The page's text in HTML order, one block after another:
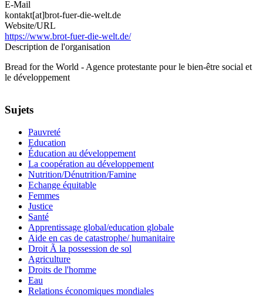
E-Mail
kontakt[at]brot-fuer-die-welt.de
Website/URL
https://www.brot-fuer-die-welt.de/
Description de l'organisation
Bread for the World - Agence protestante pour le bien-être social et
le développement
Sujets
Pauvreté
Education
Éducation au développement
La coopération au développement
Nutrition/Dénutrition/Famine
Echange équitable
Femmes
Justice
Santé
Apprentissage global/education globale
Aide en cas de catastrophe/ humanitaire
Droit Ã la possession de sol
Agriculture
Droits de l'homme
Eau
Relations économiques mondiales